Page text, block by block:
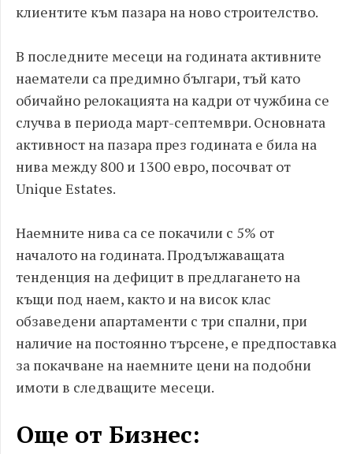
клиентите към пазара на ново строителство.
В последните месеци на годината активните
наематели са предимно българи, тъй като
обичайно релокацията на кадри от чужбина се
случва в периода март-септември. Основната
активност на пазара през годината е била на
нива между 800 и 1300 евро, посочват от
Unique Estates.
Наемните нива са се покачили с 5% от
началото на годината. Продължаващата
тенденция на дефицит в предлагането на
къщи под наем, както и на висок клас
обзаведени апартаменти с три спални, при
наличие на постоянно търсене, е предпоставка
за покачване на наемните цени на подобни
имоти в следващите месеци.
Още от Бизнес: